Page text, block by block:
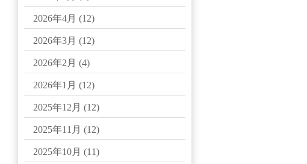
2026年4月 (12)
2026年3月 (12)
2026年2月 (4)
2026年1月 (12)
2025年12月 (12)
2025年11月 (12)
2025年10月 (11)